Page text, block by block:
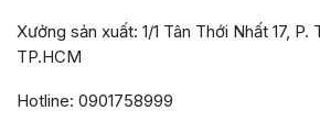
Xưởng sản xuất: 1/1 Tân Thới Nhất 17, P.
TP.HCM
Hotline: 0901758999